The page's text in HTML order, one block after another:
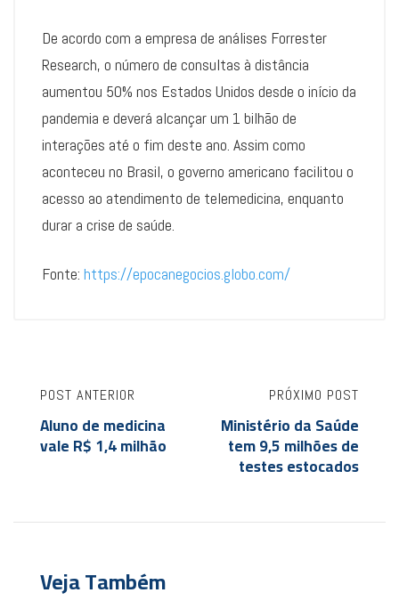
De acordo com a empresa de análises Forrester
Research, o número de consultas à distância
aumentou 50% nos Estados Unidos desde o início da
pandemia e deverá alcançar um 1 bilhão de
interações até o fim deste ano. Assim como
aconteceu no Brasil, o governo americano facilitou o
acesso ao atendimento de telemedicina, enquanto
durar a crise de saúde.
Fonte: https://epocanegocios.globo.com/
POST ANTERIOR
Aluno de medicina
vale R$ 1,4 milhão
PRÓXIMO POST
Ministério da Saúde
tem 9,5 milhões de
testes estocados
Veja Também